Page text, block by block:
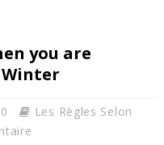
you are
Les Règles Selon